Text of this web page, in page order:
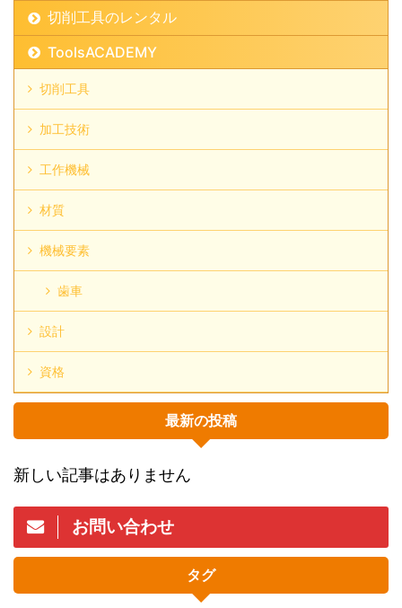
切削工具のレンタル
ToolsACADEMY
切削工具
加工技術
工作機械
材質
機械要素
歯車
設計
資格
最新の投稿
新しい記事はありません
お問い合わせ
タグ